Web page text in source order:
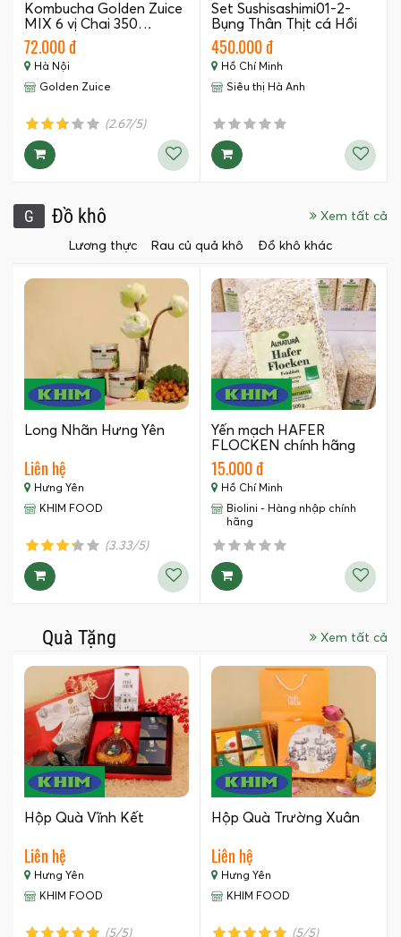
Kombucha Golden Zuice
MIX 6 vị Chai 350…
72.000 đ
Hà Nội
Golden Zuice
(2.67/5)
Set Sushisashimi01-2-
Bụng Thân Thịt cá Hồi
Nauy…
450.000 đ
Hồ Chí Minh
Siêu thị Hà Anh
G Đồ khô Xem tất cả
Lương thực Rau củ quả khô Đồ khô khác
Long Nhãn Hưng Yên
Liên hệ
Hưng Yên
KHIM FOOD
(3.33/5)
Yến mạch HAFER
FLOCKEN chính hãng
xuất xứ…
15.000 đ
Hồ Chí Minh
Biolini - Hàng nhập chính
hãng
Quà Tặng Xem tất cả
Hộp Quà Vĩnh Kết
Liên hệ
Hưng Yên
KHIM FOOD
(5/5)
Hộp Quà Trường Xuân
Liên hệ
Hưng Yên
KHIM FOOD
(5/5)